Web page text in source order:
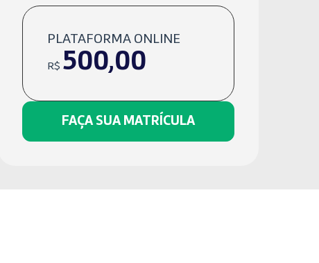
PLATAFORMA ONLINE
R$ 500,00
FAÇA SUA MATRÍCULA